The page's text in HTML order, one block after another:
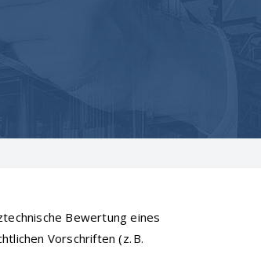
Bewertung eines
Vorschriften (z. B.